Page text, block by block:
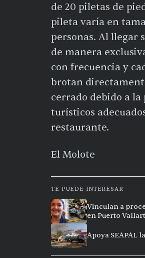
de 20 piletas de
pileta varía en
personas. Al llegar
de manera
con frecuencia y
brotan
cerrado debido a la
turísticos
restaurante.
El Molote
TE PUEDE INTERESAR
Vinculan a
en Puerto
Apoya SEAPAL